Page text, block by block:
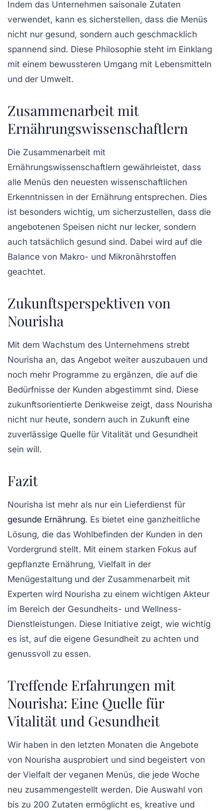
Indem das Unternehmen saisonale Zutaten
verwendet, kann es sicherstellen, dass die Menüs
nicht nur gesund, sondern auch geschmacklich
spannend sind. Diese Philosophie steht im Einklang
mit einem bewussteren Umgang mit Lebensmitteln
und der Umwelt.
Zusammenarbeit mit
Ernährungswissenschaftlern
Die Zusammenarbeit mit
Ernährungswissenschaftlern gewährleistet, dass
alle Menüs den neuesten wissenschaftlichen
Erkenntnissen in der Ernährung entsprechen. Dies
ist besonders wichtig, um sicherzustellen, dass die
angebotenen Speisen nicht nur lecker, sondern
auch tatsächlich gesund sind. Dabei wird auf die
Balance von Makro- und Mikronährstoffen
geachtet.
Zukunftsperspektiven von
Nourisha
Mit dem Wachstum des Unternehmens strebt
Nourisha an, das Angebot weiter auszubauen und
noch mehr Programme zu ergänzen, die auf die
Bedürfnisse der Kunden abgestimmt sind. Diese
zukunftsorientierte Denkweise zeigt, dass Nourisha
nicht nur heute, sondern auch in Zukunft eine
zuverlässige Quelle für Vitalität und Gesundheit
sein will.
Fazit
Nourisha ist mehr als nur ein Lieferdienst für
gesunde Ernährung. Es bietet eine ganzheitliche
Lösung, die das Wohlbefinden der Kunden in den
Vordergrund stellt. Mit einem starken Fokus auf
gepflanzte Ernährung, Vielfalt in der
Menügestaltung und der Zusammenarbeit mit
Experten wird Nourisha zu einem wichtigen Akteur
im Bereich der Gesundheits- und Wellness-
Dienstleistungen. Diese Initiative zeigt, wie wichtig
es ist, auf die eigene Gesundheit zu achten und
genussvoll zu essen.
Treffende Erfahrungen mit
Nourisha: Eine Quelle für
Vitalität und Gesundheit
Wir haben in den letzten Monaten die Angebote
von Nourisha ausprobiert und sind begeistert von
der Vielfalt der veganen Menüs, die jede Woche
neu zusammengestellt werden. Die Auswahl von
bis zu 200 Zutaten ermöglicht es, kreative und